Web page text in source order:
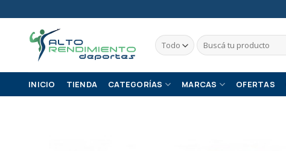
to
content
Buscar
por:
INICIO TIENDA CATEGORÍAS MARCAS OFERTAS